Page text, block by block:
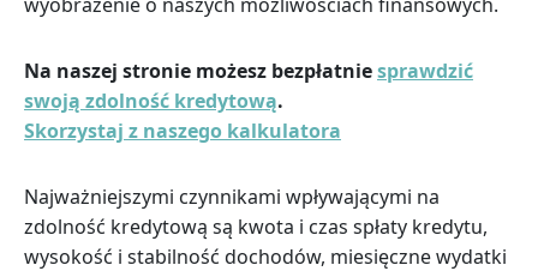
Na naszej stronie możesz bezpłatniesprawdzić
swoją zdolność kredytową.
Skorzystaj z naszego kalkulatora
Najważniejszymi czynnikami wpływającymi na
zdolność kredytową są kwota i czas spłaty kredytu,
wysokość i stabilność dochodów, miesięczne wydatki